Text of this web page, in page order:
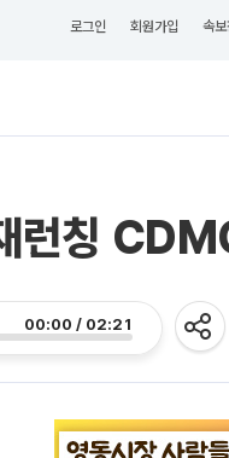
로그인 회원가입 속
런칭
00:00 / 02:21